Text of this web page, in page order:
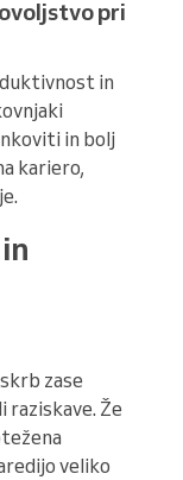
pri
in
in bolj
kariero,
zase
Že
veliko